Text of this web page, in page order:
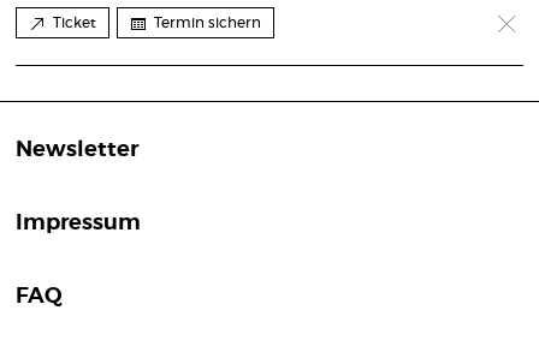
Ticket Termin sichern
Newsletter
Impressum
FAQ